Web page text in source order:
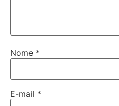
Nome *
E-mail *